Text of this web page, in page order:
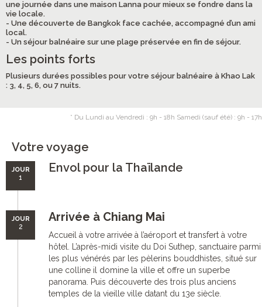
une journée dans une maison Lanna pour mieux se fondre dans la
vie locale.
- Une découverte de Bangkok face cachée, accompagné d’un ami
local.
- Un séjour balnéaire sur une plage préservée en fin de séjour.
Les points forts
Plusieurs durées possibles pour votre séjour balnéaire à Khao Lak
: 3, 4, 5, 6, ou 7 nuits.
* Du Lundi au Vendredi : 9h - 18h Samedi (sauf été) : 9h - 17h
Votre voyage
JOUR
1
Envol pour la Thaïlande
JOUR
2
Arrivée à Chiang Mai
Accueil à votre arrivée à l’aéroport et transfert à votre
hôtel. L’après-midi visite du Doi Suthep, sanctuaire parmi
les plus vénérés par les pèlerins bouddhistes, situé sur
une colline il domine la ville et offre un superbe
panorama. Puis découverte des trois plus anciens
temples de la vieille ville datant du 13e siècle.